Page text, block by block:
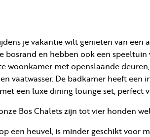
je vakantie wilt genieten van een
bosrand en hebben ook een
woonkamer met openslaande
vaatwasser. De badkamer heeft een
een luxe dining lounge set, perfect
Bos Chalets zijn tot vier honden
een heuvel, is minder geschikt voor